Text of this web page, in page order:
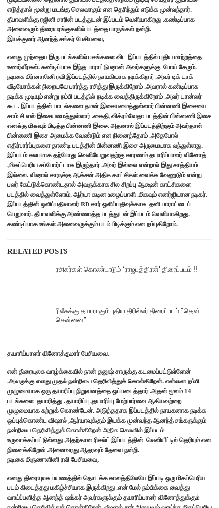
எடுத்தால் மூன்று மடங்கு செலவாகும் என தெரிந்தும் எடுக்க முன்வந்தார்.
தீபாவளிக்கு ரஜினி சாரின் படத்துடன் இப்படம் வெளியாகிறது .கண்டிப்பாக
அனைவரும் திரையரங்குகளில் படத்தை பாருங்கள் நன்றி.
இயக்குனர் ஆனந்த் சங்கர் பேசியவை,
எனது முந்தைய இரு படங்களில் பசங்களை விட இப்படத்தில் புதிய மாற்றத்தை
உணர்வீர்கள். கண்டிப்பாக இந்த பாராட்டு ஷான் அவர்களுக்கு போய் சேரும்.
நடிகை மிர்னாலினி ரவி இப்படத்தில் நாயகியாக நடிக்கிறார் .அவர் டிக் டாக்
வீடியோக்கள் நிறையவே பார்த்து ரசித்து இருக்கிறோம் .அவரால் கண்டிப்பாக
நடிக்க முடியும் என்று நம்பி படத்தில் நடிக்க வைத்திருக்கிறோம் .அவர் டான்ஸர்
கூட. இப்படத்தின் பாடல்களை தமன் இசையமைத்துள்ளார் பின்னணி இசையை
சாம் சி எஸ் இசையமைத்துள்ளார் .கைதி, விக்ரம்வேதா படத்தின் பின்னணி இசை
எனக்கு மிகவும் பிடித்த பின்னணி இசை. அதனால் இப்படத்திற்கும் அவர்தான்
பின்னணி இசை அமைக்க வேண்டும் என நினைத்தோம் .அதேபோல்
எதிர்பார்ப்புகளை தாண்டி படத்தின் பின்னணி இசை அருமையாக வந்துள்ளது.
இப்படம் சுலபமாக தற்போது வெளியேறுவதற்கு காரணம் தயாரிப்பாளர் வினோத்
,மிகப்பெரிய சப்போர்ட்டாக இருந்தார் .அவர் இல்லை என்றால் இது சாத்தியம்
இல்லை. விஷால் சாருக்கு ஆக்சன் அதிக காட்சிகள் வைக்க வேணுடும் என்று
பலர் கேட்டுக்கொண்டதால் அவருக்காக சில சிறப்பு ஆக்ஷன் காட்சிகளை
படத்தில் வைத்துள்ளோம். ஆர்யா கடின உழைப்பாளி .மிகவும் எனர்ஜியான நடிகர்.
இப்படத்தின் ஒளிப்பதிவாளர் RD சார் ஒளிப்பதிவுக்காக தனி பாராட்டைப்
பெறுவார். தீபாவளிக்கு அண்ணாத்த படத்துடன் இப்படம் வெளியாகிறது.
கண்டிப்பாக உங்கள் அனைவருக்கும் படம் பிடிக்கும் என நம்புகிறோம்.
RELATED POSTS
ரசிகர்கள் கொண்டாடும் ‘ராஜபுத்திரன்’ திரைப்படம் !!
ரிலீசுக்கு தயாராகும் புதிய திரில்லர் திரைப்படம் “தென்
சென்னை”
தயாரிப்பாளர் வினோத்குமார் பேசியவை,
என் திரையுலக வாழ்க்கையில் நான் தனுஷ் சாருக்கு கடமைப்பட்டுள்ளேன்
.அவருக்கு எனது முதல் நன்றியை தெரிவித்துக் கொள்கிறேன். என்னை நம்பி
முழுமையாக ஒரு தயாரிப்பு நிறுவனத்தை ஒப்படைத்தார் .அதன் மூலம் 14
படங்களை தயாரித்து . தயாரிப்பு ,தயாரிப்பு மேற்பார்வை ஆகியவற்றை
முழுமையாக கற்றுக் கொண்டேன். அடுத்ததாக இப்படத்தில் நாயகனாக நடிக்க
ஒப்புக்கொண்ட விஷால் ,ஆர்யாவுக்கும் இயக்க முன்வந்த ஆனந்த் சங்கருக்கும்
நன்றியை தெரிவித்துக் கொள்கிறேன் அதிக செலவில் இப்படம்
உருவாக்கப்பட்டுள்ளது ,அதற்கான ரிசல்ட் இப்படத்தின் வெளியீட்டில் தெரியும் என
நினைக்கிறேன் .அனைவரது ஆதரவும் தேவை நன்றி.
நடிகை மிருணாளினி ரவி பேசியவை,
எனது திரையுலக பயணத்தில் தொடக்க காலத்திலேயே இப்படி ஒரு மிகப்பெரிய
படம் கிடைத்தது மகிழ்ச்சியாக இருக்கிறது .என் மேல் நம்பிக்கை வைத்து
வாய்ப்பளித்த ஆனந்த் ஷங்கர் அவர்களுக்கும் தயாரிப்பாளர் வினோத்துக்கும்